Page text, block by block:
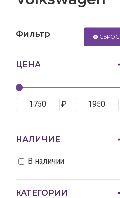
Фильтр СБРОС
ЦЕНА
₽
КАТЕГОРИИ
НАЛИЧИЕ
В наличии
1993)